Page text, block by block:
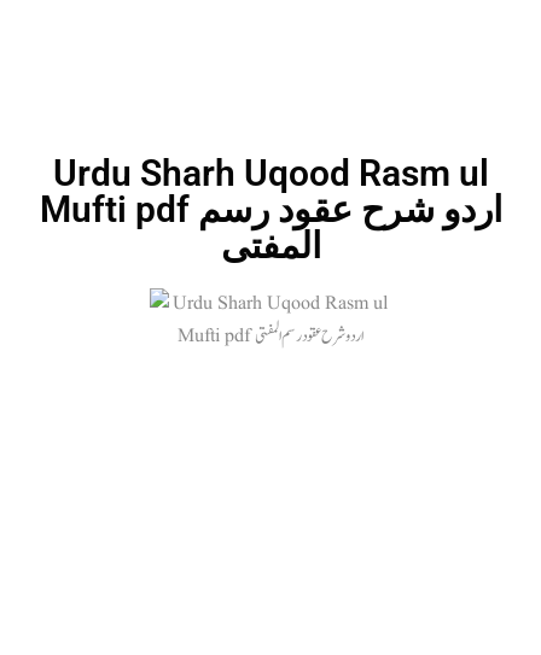
Urdu Sharh Uqood Rasm ul
Mufti pdf اردو شرح عقود رسم
المفتی